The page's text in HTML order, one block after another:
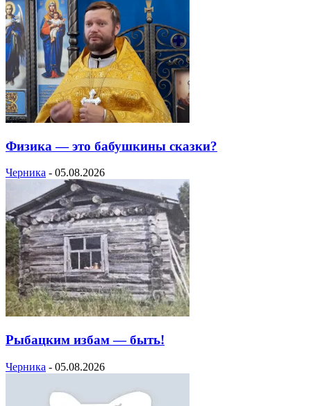
Физика — это бабушкины сказки?
Черника - 05.08.2026
Рыбацким избам — быть!
Черника - 05.08.2026